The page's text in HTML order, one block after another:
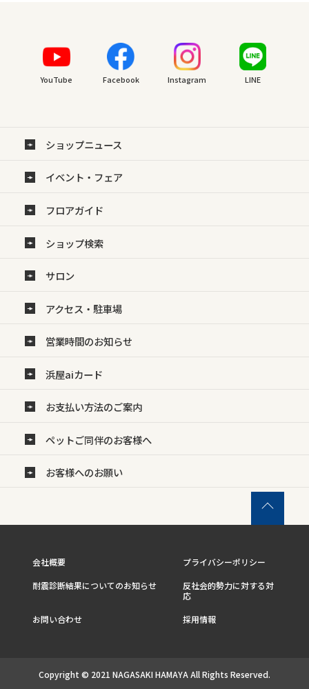
YouTube Facebook Instagram LINE
ショップニュース
イベント・フェア
フロアガイド
ショップ検索
サロン
アクセス・駐車場
営業時間のお知らせ
浜屋aiカード
お支払い方法のご案内
ペットご同伴のお客様へ
お客様へのお願い
会社概要
プライバシーポリシー
耐震診断結果についてのお知らせ
反社会的勢力に対する対
応
お問い合わせ
採用情報
Copyright © 2021 NAGASAKI HAMAYA All Rights Reserved.